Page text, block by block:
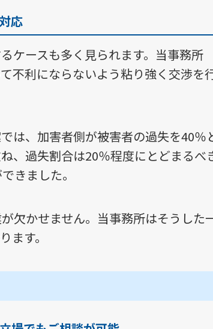
応
ケースも多く見られます。当事務所
不利にならないよう粘り強く交渉を
は、加害者側が被害者の過失を40％
、過失割合は20％程度にとどまるべ
きました。
欠かせません。当事務所はそうした
ます。